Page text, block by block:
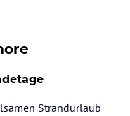
Strandurlaub